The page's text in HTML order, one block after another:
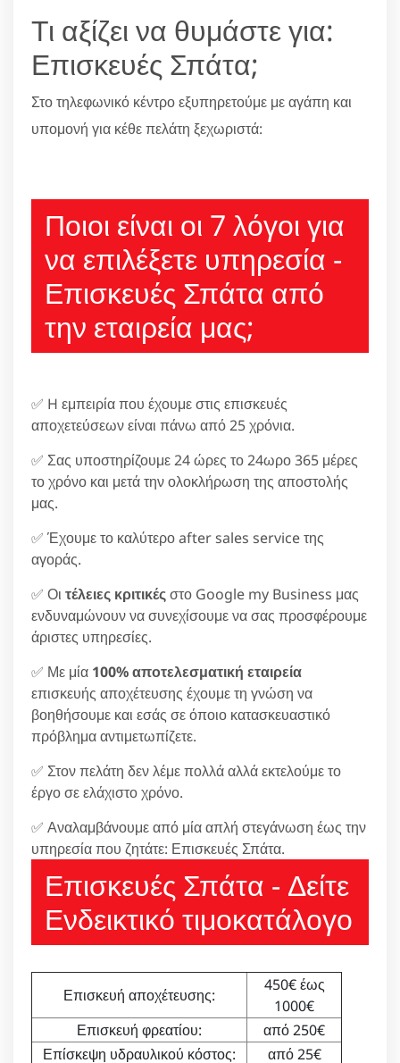
Τι αξίζει να θυμάστε για:
Επισκευές Σπάτα;
Στο τηλεφωνικό κέντρο εξυπηρετούμε με αγάπη και
υπομονή για κέθε πελάτη ξεχωριστά:
Ποιοι είναι οι 7 λόγοι για
να επιλέξετε υπηρεσία -
Επισκευές Σπάτα από
την εταιρεία μας;
✅ H εμπειρία που έχουμε στις επισκευές
αποχετεύσεων είναι πάνω από 25 χρόνια.
✅ Σας υποστηρίζουμε 24 ώρες το 24ωρο 365 μέρες
το χρόνο και μετά την ολοκλήρωση της αποστολής
μας.
✅ Έχουμε το καλύτερο after sales service της
αγοράς.
✅ Οι τέλειες κριτικέςστο Google my Business μας
ενδυναμώνουν να συνεχίσουμε να σας προσφέρουμε
άριστες υπηρεσίες.
✅ Με μία 100% αποτελεσματική εταιρεία
επισκευής αποχέτευσης έχουμε τη γνώση να
βοηθήσουμε και εσάς σε όποιο κατασκευαστικό
πρόβλημα αντιμετωπίζετε.
✅ Στον πελάτη δεν λέμε πολλά αλλά εκτελούμε το
έργο σε ελάχιστο χρόνο.
✅ Αναλαμβάνουμε από μία απλή στεγάνωση έως την
υπηρεσία που ζητάτε: Επισκευές Σπάτα.
Επισκευές Σπάτα - Δείτε
Ενδεικτικό τιμοκατάλογο
Επισκευή αποχέτευσης:
450€ έως
1000€
Επισκευή φρεατίου:
από 250€
Επίσκεψη υδραυλικού κόστος:
από 25€